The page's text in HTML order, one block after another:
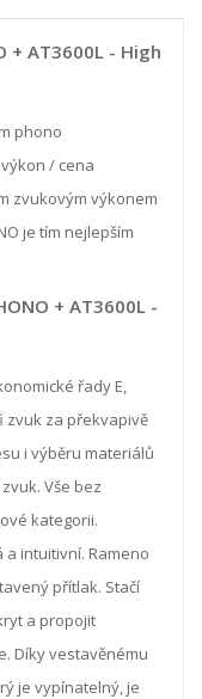
+ AT3600L - High
phono
/ cena
zvukovým výkonem
je tím nejlepším
+ AT3600L -
řady E,
zvuk za překvapivě
i výběru materiálů
Vše bez
kategorii.
intuitivní. Rameno
přítlak. Stačí
a propojit
Díky vestavěnému
je vypínatelný, je